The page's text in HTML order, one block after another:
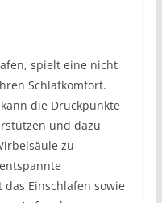
spielt eine nicht
Schlafkomfort.
die Druckpunkte
und dazu
zu
Einschlafen sowie